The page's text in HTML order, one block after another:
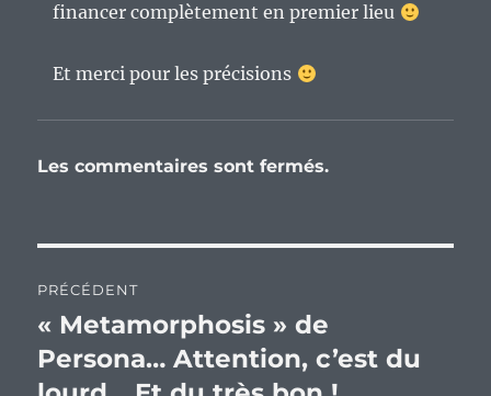
financer complètement en premier lieu
Et merci pour les précisions
Les commentaires sont fermés.
de
l’article
PRÉCÉDENT
Publication
précédente :
« Metamorphosis » de
Persona… Attention, c’est du